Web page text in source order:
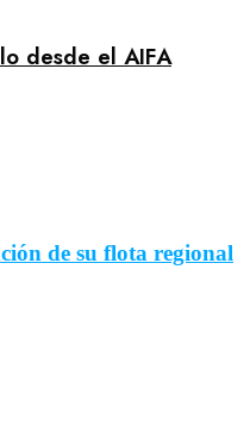
desde el AIFA
de su flota regional